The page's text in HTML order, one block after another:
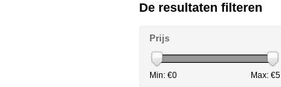
De resultaten filteren
Prijs
Min: €0 Max: €5